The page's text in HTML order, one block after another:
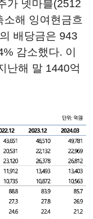
가 넷마블(2512
소해 잉여현금흐
배당금은 943
감소했다. 이
난해 말 1440억